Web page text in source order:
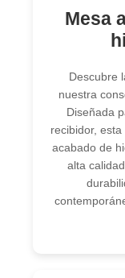
Mesa
Descubre
nuestra
Diseñada
recibidor,
acabado de
alta